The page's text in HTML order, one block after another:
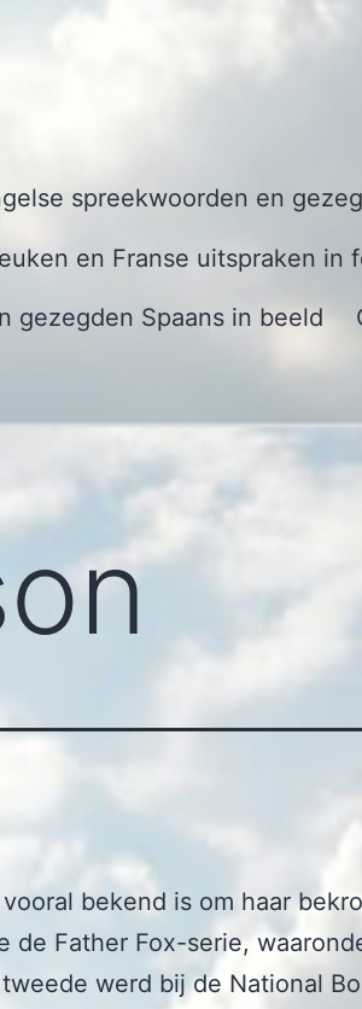
spreekwoorden en
en Franse uitspraken in
gezegden Spaans in beeld
bekend is om haar
de Father Fox-serie,
tweede werd bij de National